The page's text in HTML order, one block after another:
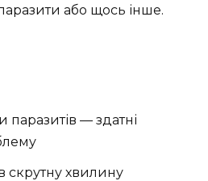
або щось інше.
паразитів — здатні
скрутну хвилину